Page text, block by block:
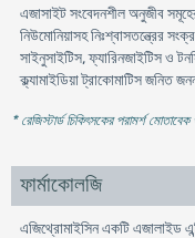
এজাসাইট সংবেদনশীল অনুজীব
নিউমোনিয়াসহ নিঃশ্বাসতন্ত্রের
সাইনুসাইটিস, ফ্যারিনজাইটিস ও
ক্ল্যামাইডিয়া ট্রাকোমাটিস জনিত
* রেজিস্টার্ড চিকিৎসকের পরামর্শ
ফার্মাকোলজি
এজিথ্রোমাইসিন একটি এজালাইড